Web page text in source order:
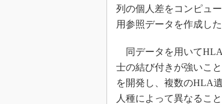
列の個人差をコンピュ
用参照データを作成した
同データを用いて
士の結び付きが強いこ
を開発し、複数のHLA
人種によって異なるこ